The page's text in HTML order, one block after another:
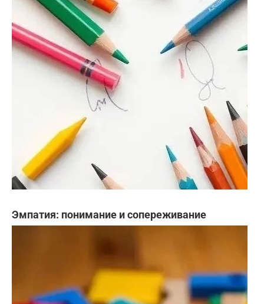
Эмпатия: понимание и сопереживание